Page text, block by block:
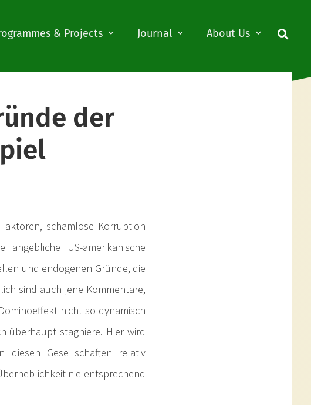
& Projects Journal About Us
der
schamlose Korruption
US-amerikanische
und endogenen Gründe, die
sind auch jene Kommentare,
nicht so dynamisch
überhaupt stagniere. Hier wird
Gesellschaften relativ
nie entsprechend